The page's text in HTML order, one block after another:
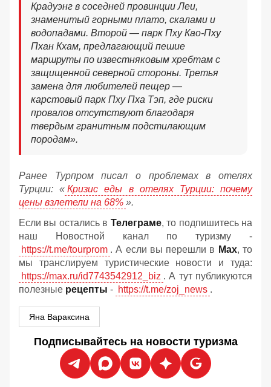
Крадуэнг в соседней провинции Леи,
знаменитый горными плато, скалами и
водопадами. Второй — парк Пху Као-Пху
Пхан Кхам, предлагающий пешие
маршруты по известняковым хребтам с
защищенной северной стороны. Третья
замена для любителей пещер —
карстовый парк Пху Пха Тэп, где риски
провалов отсутствуют благодаря
твердым гранитным подстилающим
породам».
Ранее Турпром писал о проблемах в отелях
Турции: « Кризис еды в отелях Турции: почему
цены взлетели на 68% ».
Если вы остались в Телеграме, то подпишитесь на
наш Новостной канал по туризму -
https://t.me/tourprom . А если вы перешли в Мах, то
мы транслируем туристические новости и туда:
https://max.ru/id7743542912_biz . А тут публикуются
полезные рецепты - https://t.me/zoj_news .
Яна Вараксина
Подписывайтесь на новости туризма